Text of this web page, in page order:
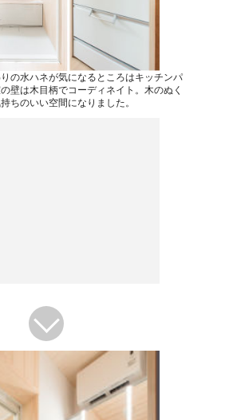
の水ハネが気になるところはキッチンパ
壁は木目柄でコーディネイト。木のぬく
ちのいい空間になりました。